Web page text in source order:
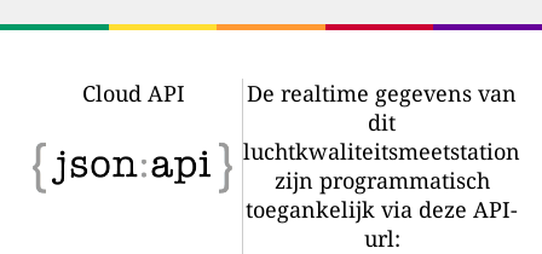
Cloud API
De realtime gegevens van
dit
luchtkwaliteitsmeetstation
zijn programmatisch
toegankelijk via deze API-
url: